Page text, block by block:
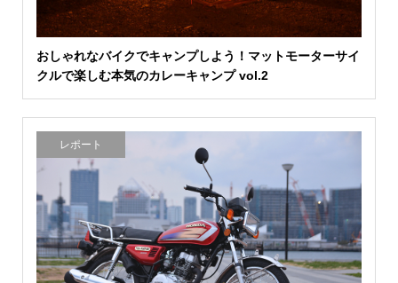
おしゃれなバイクでキャンプしよう！マットモーターサイ
クルで楽しむ本気のカレーキャンプ vol.2
レポート